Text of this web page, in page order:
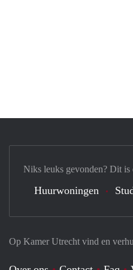
Op Kamer Utrecht vind en
Niks leuks gevonden? Dit is
Huurwoningen